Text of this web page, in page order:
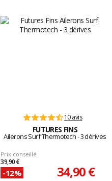
10 avis
FUTURES FINS
Ailerons Surf Thermotech - 3 dérives
Prix conseillé
39,90 €
-12% 34,90 €